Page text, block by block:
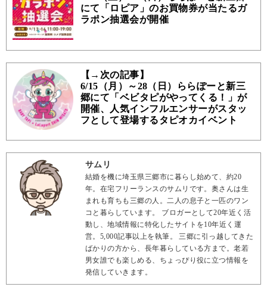
にて「ロピア」のお買物券が当たるガ
ラポン抽選会が開催
【→次の記事】
6/15（月）～28（日）ららぽーと新三
郷にて「ベビタピがやってくる！」が
開催、人気インフルエンサーがスタッ
フとして登場するタピオカイベント
サムリ
結婚を機に埼玉県三郷市に暮らし始めて、約20
年。在宅フリーランスのサムリです。奥さんは生
まれも育ちも三郷の人。二人の息子と一匹のワン
コと暮らしています。 ブロガーとして20年近く活
動し、地域情報に特化したサイトを10年近く運
営。5,000記事以上を執筆。 三郷に引っ越してきた
ばかりの方から、長年暮らしている方まで。老若
男女誰でも楽しめる、ちょっぴり役に立つ情報を
発信していきます。